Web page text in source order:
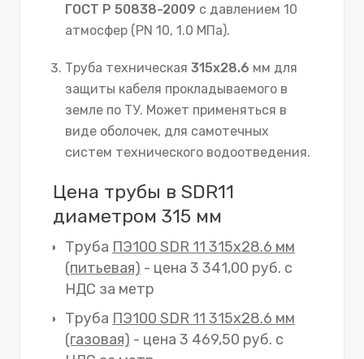
ГОСТ Р 50838-2009 с давлением 10
атмосфер (PN 10, 1.0 МПа).
Труба техническая 315х28.6 мм для
защиты кабеля прокладываемого в
земле по ТУ. Может применяться в
виде оболочек, для самотечных
систем технического водоотведения.
Цена трубы в SDR11
диаметром 315 мм
Труба ПЭ100 SDR 11 315х28.6 мм
(питьевая) - цена 3 341,00 руб. с
НДС за метр
Труба ПЭ100 SDR 11 315х28.6 мм
(газовая) - цена 3 469,50 руб. с